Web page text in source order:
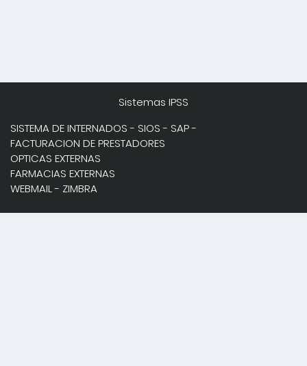
Sistemas IPSS
SISTEMA DE INTERNADOS- SIOS- SAP-
FACTURACION DE PRESTADORES
OPTICAS EXTERNAS
FARMACIAS EXTERNAS
WEBMAIL- ZIMBRA